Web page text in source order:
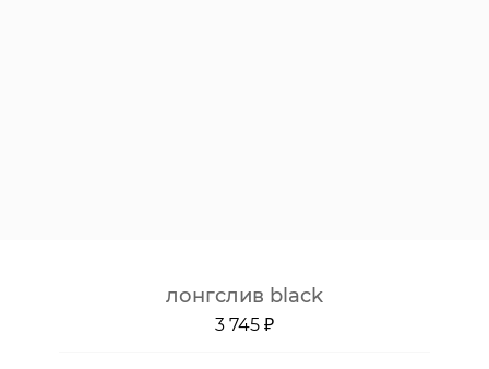
лонгслив black
3 745 ₽